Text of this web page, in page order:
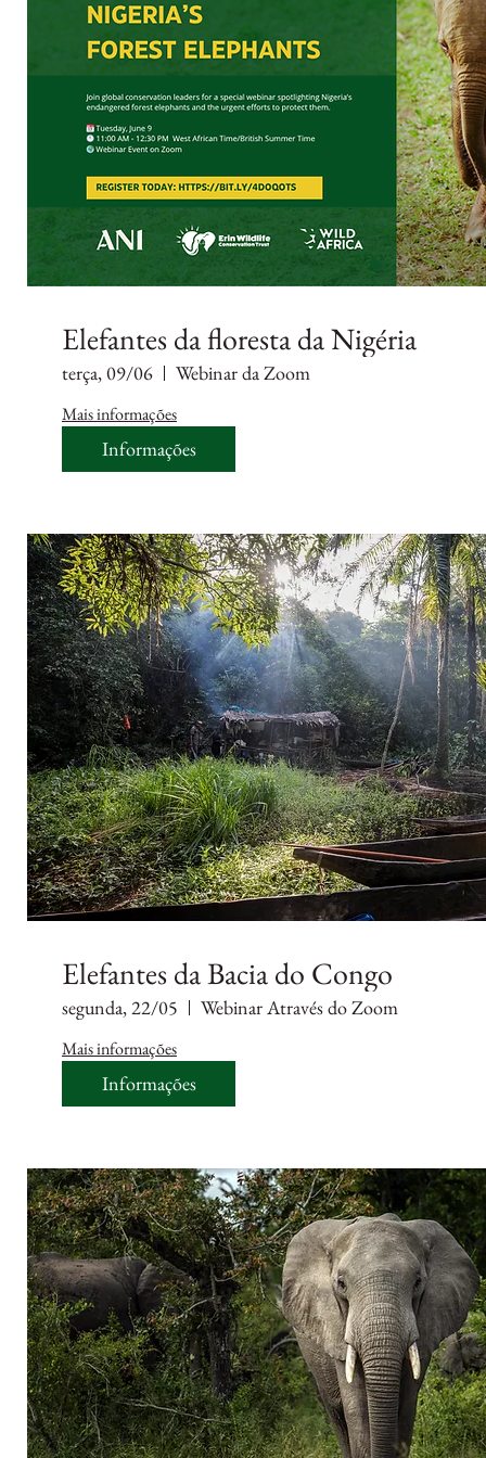
Elefantes da floresta da Nigéria
terça, 09/06 Webinar da Zoom
Mais informações
Informações
Elefantes da Bacia do Congo
segunda, 22/05 Webinar Através do Zoom
Mais informações
Informações